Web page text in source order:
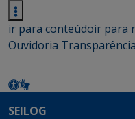
ir para conteúdoir para
Ouvidoria Transparência
SEILOG